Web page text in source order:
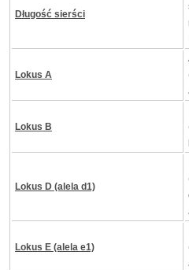
Długość sierści
Lokus A
Lokus B
Lokus D (alela d1)
Lokus E (alela e1)